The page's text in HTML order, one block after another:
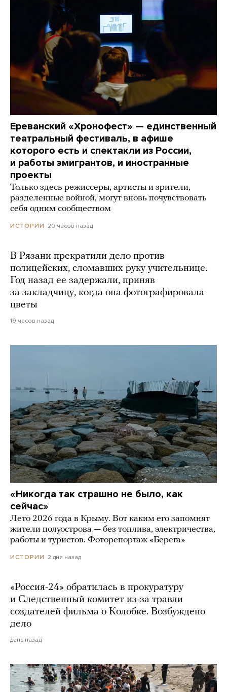
Ереванский «Хронофест» — единственный
театральный фестиваль, в афише
которого есть и спектакли из России,
и работы эмигрантов, и иностранные
проекты
Только здесь режиссеры, артисты и зрители,
разделенные войной, могут вновь почувствовать
себя одним сообществом
ИСТОРИИ 20 часов назад
В Рязани прекратили дело против
полицейских, сломавших руку учительнице.
Год назад ее задержали, приняв
за закладчицу, когда она фотографировала
цветы
19 часов назад
«Никогда так страшно не было, как
сейчас»
Лето 2026 года в Крыму. Вот каким его запомнят
жители полуострова — без топлива, электричества,
работы и туристов. Фоторепортаж «Берега»
ИСТОРИИ 2 дня назад
«Россия-24» обратилась в прокуратуру
и Следственный комитет из-за травли
создателей фильма о Колобке. Возбуждено
дело
день назад